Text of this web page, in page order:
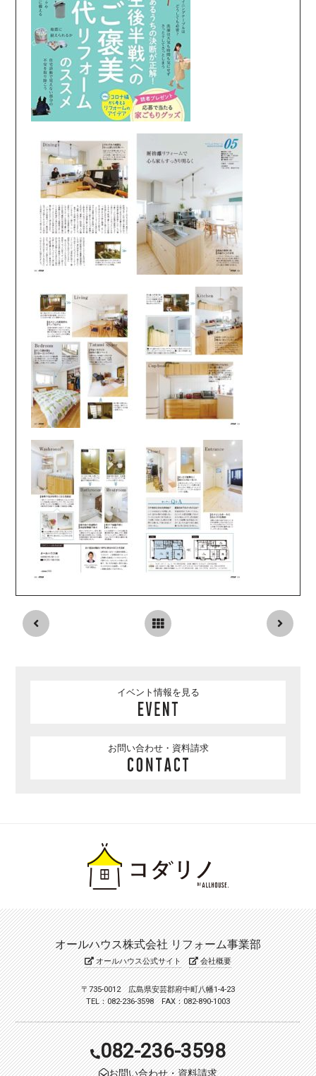
イベント情報を見る
お問い合わせ・資料請求
オールハウス株式会社 リフォーム事業部
オールハウス公式サイト 会社概要
〒735-0012 広島県安芸郡府中町八幡1-4-23
TEL：082-236-3598 FAX：082-890-1003
082-236-3598
お問い合わせ・資料請求